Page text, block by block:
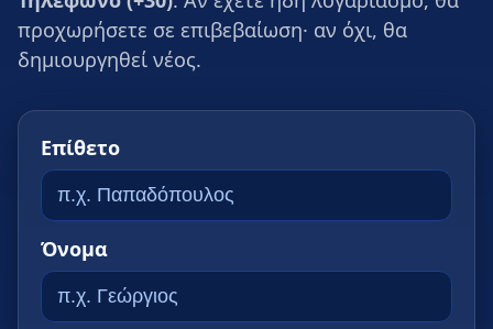
προχωρήσετε σε επιβεβαίωση· αν όχι, θα
δημιουργηθεί νέος.
Επίθετο
Όνομα